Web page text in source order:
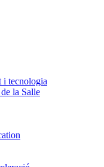
i tecnologia
la Salle